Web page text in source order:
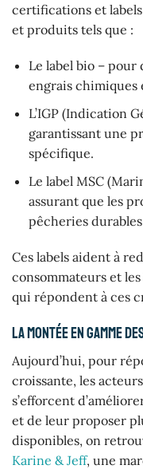
certifications et
et produits tels que :
Le label bio – pour
engrais chimiques
L’IGP (Indication
garantissant une
spécifique.
Le label MSC
assurant que les
pêcheries
Ces labels aident à
consommateurs et
qui répondent à ces
La montée en gamme
Aujourd’hui, pour
croissante, les
s’efforcent
et de leur proposer
disponibles, on
Karine & Jeff, une